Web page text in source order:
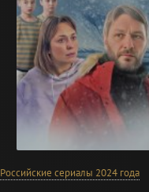
Российские сериалы 2024 года
100 1 2 3 4 5